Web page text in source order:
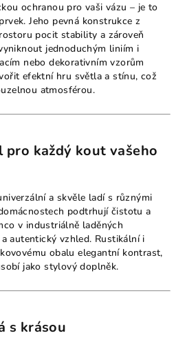
ochranou pro vaši vázu – je to
Jeho pevná konstrukce z
pocit stability a zároveň
jednoduchým liniím i
nebo dekorativním vzorům
efektní hru světla a stínu, což
atmosférou.
každý kout vašeho
a skvěle ladí s různými
podtrhují čistotu a
v industriálně laděných
autentický vzhled. Rustikální i
obalu elegantní kontrast,
jako stylový doplněk.
s krásou